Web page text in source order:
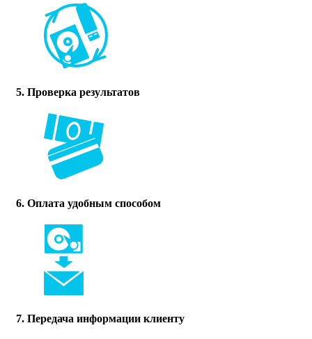
5. Проверка результатов
6. Оплата удобным способом
7. Передача информации клиенту